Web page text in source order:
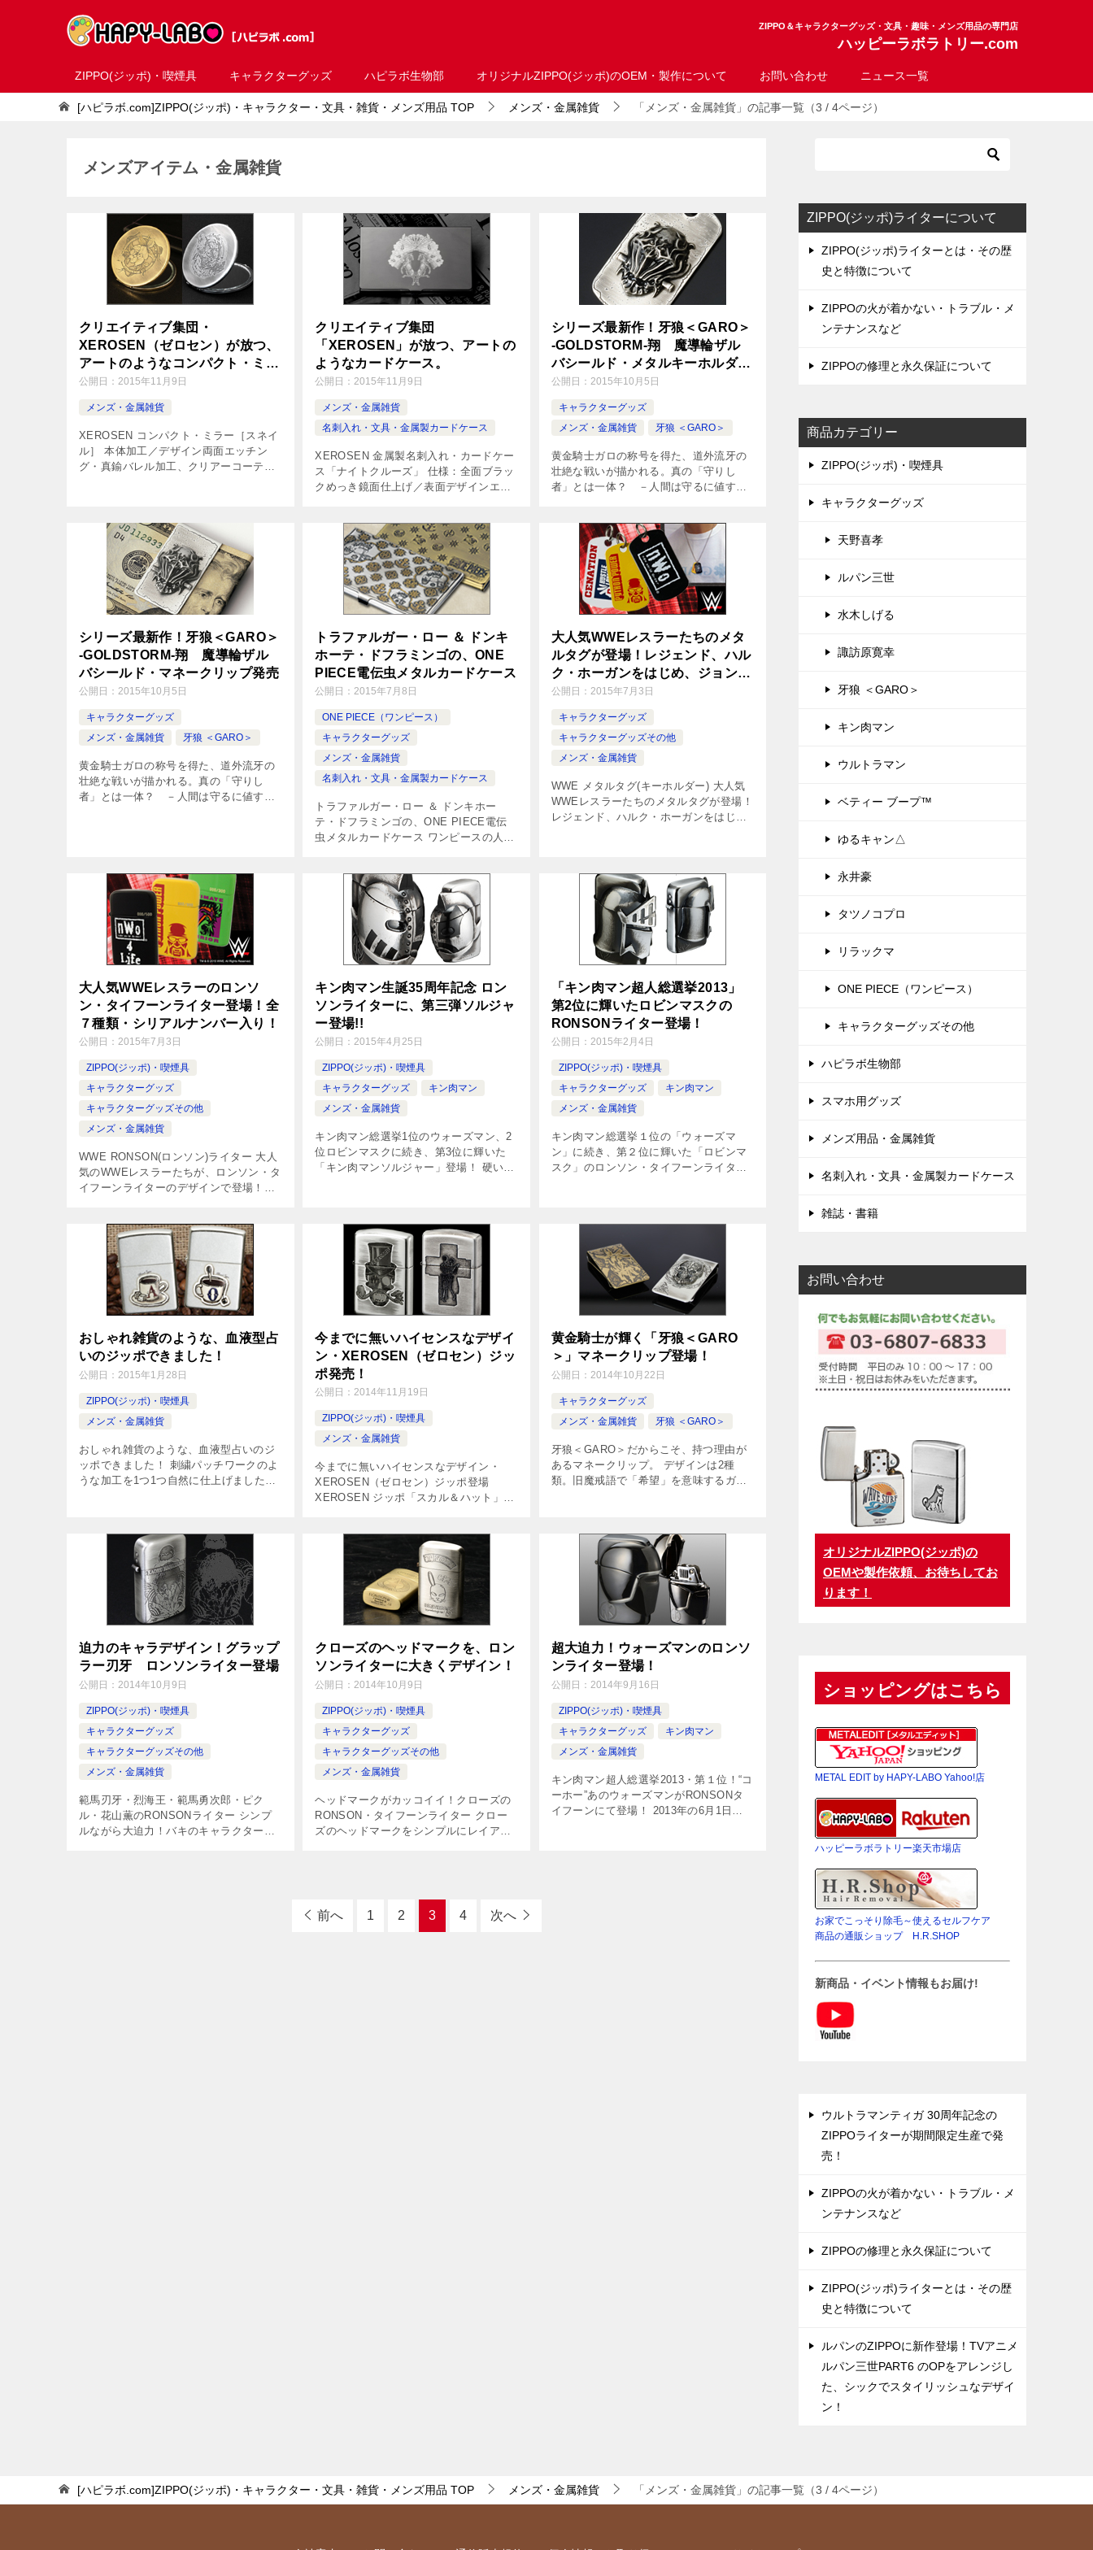
ZIPPO＆キャラクターグッズ・文具・趣味・メンズ用品の専門店
ハッピーラボラトリー.com
ZIPPO(ジッポ)・喫煙具 キャラクターグッズ ハピラボ生物部 オリジナルZIPPO(ジッポ)のOEM・製作について お問い合わせ ニュース一覧
[ハピラボ.com]ZIPPO(ジッポ)・キャラクター・文具・雑貨・メンズ用品 TOP メンズ・金属雑貨 「メンズ・金属雑貨」の記事一覧（3 / 4ページ）
メンズアイテム・金属雑貨
クリエイティブ集団・
XEROSEN（ゼロセン）が放つ、
アートのようなコンパクト・ミラ
ー
公開日： 2015年11月9日
メンズ・金属雑貨
XEROSEN コンパクト・ミラー［スネイ
ル］ 本体加工／デザイン両面エッチン
グ・真鍮バレル加工、クリアーコーティ
クリエイティブ集団
「XEROSEN」が放つ、アートの
ようなカードケース。
公開日：2015年11月9日
メンズ・金属雑貨
名刺入れ・文具・金属製カードケース
XEROSEN 金属製名刺入れ・カードケー
ス「ナイトクルーズ」 仕様：全面ブラッ
クめっき鏡面仕上げ／表面デザインエッ
済み※クリアーコーティングは […]
シリーズ最新作！牙狼＜GARO＞
-GOLDSTORM-翔 魔導輪ザル
バシールド・メタルキーホルダー
発売
公開日： 2015年10月5日
キャラクターグッズ
メンズ・金属雑貨
牙狼 ＜GARO＞
黄金騎士ガロの称号を得た、道外流牙の
壮絶な戦いが描かれる。真の「守りし
者」とは一体？ －人間は守るに値する
した、魔導輪ザルバシールドがモチーフ
シリーズ最新作！牙狼＜GARO＞
-GOLDSTORM-翔 魔導輪ザル
バシールド・マネークリップ発売
公開日： 2015年10月5日
キャラクターグッズ
メンズ・金属雑貨
牙狼 ＜GARO＞
黄金騎士ガロの称号を得た、道外流牙の
壮絶な戦いが描かれる。真の「守りし
者」とは一体？ －人間は守るに値する
トラファルガー・ロー ＆ ドンキ
ホーテ・ドフラミンゴの、ONE
PIECE電伝虫メタルカードケース
公開日：2015年7月8日
ONE PIECE（ワンピース）
キャラクターグッズ
メンズ・金属雑貨
名刺入れ・文具・金属製カードケース
トラファルガー・ロー ＆ ドンキホー
テ・ドフラミンゴの、ONE PIECE電伝
虫メタルカードケース ワンピースの人気
調にアレンジ […]
大人気WWEレスラーたちのメタ
ルタグが登場！レジェンド、ハル
ク・ホーガンをはじめ、ジョン・
シナやアルティメット・ウォリア
公開日： 2015年7月3日
キャラクターグッズ
キャラクターグッズその他
メンズ・金属雑貨
WWE メタルタグ(キーホルダー) 大人気
WWEレスラーたちのメタルタグが登場！
レジェンド、ハルク・ホーガンをはじ
大人気WWEレスラーのロンソ
ン・タイフーンライター登場！全
７種類・シリアルナンバー入り！
公開日： 2015年7月3日
ZIPPO(ジッポ)・喫煙具
キャラクターグッズ
キャラクターグッズその他
メンズ・金属雑貨
WWE RONSON(ロンソン)ライター 大人
気のWWEレスラーたちが、ロンソン・タ
イフーンライターのデザインで登場！全
ー メーカー RON […]
キン肉マン生誕35周年記念 ロン
ソンライターに、第三弾ソルジャ
ー登場!!
公開日：2015年4月25日
ZIPPO(ジッポ)・喫煙具
キャラクターグッズ
キン肉マン
メンズ・金属雑貨
キン肉マン総選挙1位のウォーズマン、2
位ロビンマスクに続き、第3位に輝いた
「キン肉マンソルジャー」登場！ 硬い信
「キン肉マン超人総選挙2013」
第2位に輝いたロビンマスクの
RONSONライター登場！
公開日： 2015年2月4日
ZIPPO(ジッポ)・喫煙具
キャラクターグッズ
キン肉マン
メンズ・金属雑貨
キン肉マン総選挙１位の「ウォーズマ
ン」に続き、第２位に輝いた「ロビンマ
スク」のロンソン・タイフーンライター
おしゃれ雑貨のような、血液型占
いのジッポできました！
公開日： 2015年1月28日
ZIPPO(ジッポ)・喫煙具
メンズ・金属雑貨
おしゃれ雑貨のような、血液型占いのジ
ッポできました！ 刺繍パッチワークのよ
うな加工を1つ1つ自然に仕上げました。
今までに無いハイセンスなデザイ
ン・XEROSEN（ゼロセン）ジッ
ポ発売！
公開日：2014年11月19日
ZIPPO(ジッポ)・喫煙具
メンズ・金属雑貨
今までに無いハイセンスなデザイン・
XEROSEN（ゼロセン）ジッポ登場
XEROSEN ジッポ「スカル＆ハット」
チング・全体銀イブシ仕上 […]
黄金騎士が輝く「牙狼＜GARO
＞」マネークリップ登場！
公開日： 2014年10月22日
キャラクターグッズ
メンズ・金属雑貨
牙狼 ＜GARO＞
牙狼＜GARO＞だからこそ、持つ理由が
あるマネークリップ。 デザインは2種
類。旧魔戒語で「希望」を意味するガロ
迫力のキャラデザイン！グラップ
ラー刃牙 ロンソンライター登場
公開日： 2014年10月9日
ZIPPO(ジッポ)・喫煙具
キャラクターグッズ
キャラクターグッズその他
メンズ・金属雑貨
範馬刃牙・烈海王・範馬勇次郎・ピク
ル・花山薫のRONSONライター シンプ
ルながら大迫力！バキのキャラクターデ
クローズのヘッドマークを、ロン
ソンライターに大きくデザイン！
公開日：2014年10月9日
ZIPPO(ジッポ)・喫煙具
キャラクターグッズ
キャラクターグッズその他
メンズ・金属雑貨
ヘッドマークがカッコイイ！クローズの
RONSON・タイフーンライター クロー
ズのヘッドマークをシンプルにレイアウ
超大迫力！ウォーズマンのロンソ
ンライター登場！
公開日： 2014年9月16日
ZIPPO(ジッポ)・喫煙具
キャラクターグッズ
キン肉マン
メンズ・金属雑貨
キン肉マン超人総選挙2013・第１位！“コ
ーホー”あのウォーズマンがRONSONタ
イフーンにて登場！ 2013年の6月1日か
前へ 1 2 3 4 次へ
ZIPPO(ジッポ)ライターについて
ZIPPO(ジッポ)ライターとは・その歴
史と特徴について
ZIPPOの火が着かない・トラブル・メ
ンテナンスなど
ZIPPOの修理と永久保証について
商品カテゴリー
ZIPPO(ジッポ)・喫煙具
キャラクターグッズ
天野喜孝
ルパン三世
水木しげる
諏訪原寛幸
牙狼 ＜GARO＞
キン肉マン
ウルトラマン
ベティー ブープ™
ゆるキャン△
永井豪
タツノコプロ
リラックマ
ONE PIECE（ワンピース）
キャラクターグッズその他
ハピラボ生物部
スマホ用グッズ
メンズ用品・金属雑貨
名刺入れ・文具・金属製カードケース
雑誌・書籍
お問い合わせ
オリジナルZIPPO(ジッポ)の
OEMや製作依頼、お待ちしてお
ります！
ショッピングはこちら
METAL EDIT by HAPY-LABO Yahoo!店
ハッピーラボラトリー楽天市場店
お家でこっそり除毛～使えるセルフケア
商品の通販ショップ H.R.SHOP
新商品・イベント情報もお届け!
ウルトラマンティガ 30周年記念の
ZIPPOライターが期間限定生産で発
売！
ZIPPOの火が着かない・トラブル・メ
ンテナンスなど
ZIPPOの修理と永久保証について
ZIPPO(ジッポ)ライターとは・その歴
史と特徴について
ルパンのZIPPOに新作登場！TVアニメ
ルパン三世PART6 のOPをアレンジし
た、シックでスタイリッシュなデザイ
ン！
[ハピラボ.com]ZIPPO(ジッポ)・キャラクター・文具・雑貨・メンズ用品 TOP メンズ・金属雑貨 「メンズ・金属雑貨」の記事一覧（3 / 4ページ）